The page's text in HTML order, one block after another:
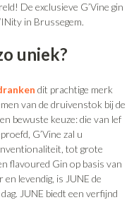
De exclusieve G’Vine gin
in Brussegem.
uniek?
dit prachtige merk
van de druivenstok bij de
bewuste keuze: die van lef
G’Vine zal u
tot grote
flavoured Gin op basis van
levendig, is JUNE de
JUNE biedt een verfijnd